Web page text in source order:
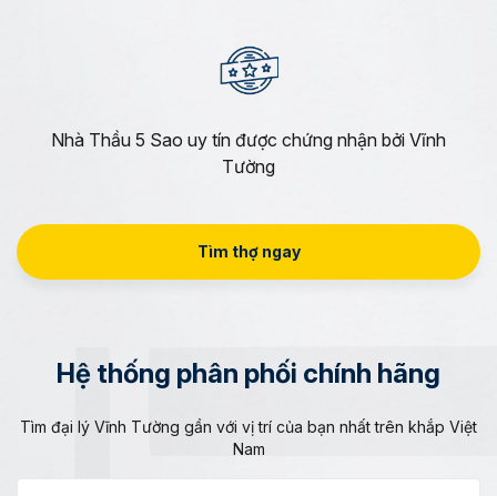
Nhà Thầu 5 Sao uy tín được chứng nhận bởi Vĩnh
Tường
Tìm thợ ngay
Hệ thống phân phối chính hãng
Tìm đại lý Vĩnh Tường gần với vị trí của bạn nhất trên khắp Việt
Nam